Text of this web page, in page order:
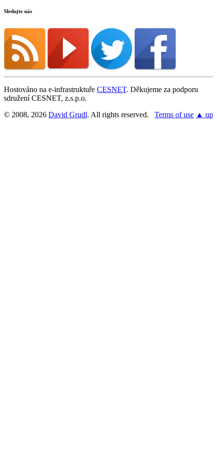
Ukaž na GitHubu
Nahlásit problém s touto stránkou na GitHubu
Sledujte nás
Hostováno na e-infrastruktuře CESNET. Děkujeme za podporu
sdružení CESNET, z.s.p.o.
© 2008, 2026 David Grudl. All rights reserved. Terms of use ▲ up